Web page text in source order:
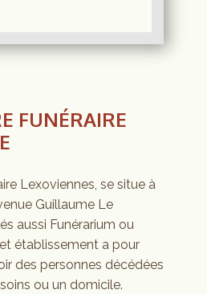
FUNÉRAIRE
Lexoviennes, se situe à
Guillaume Le
aussi Funérarium ou
établissement a pour
des personnes décédées
ou un domicile.